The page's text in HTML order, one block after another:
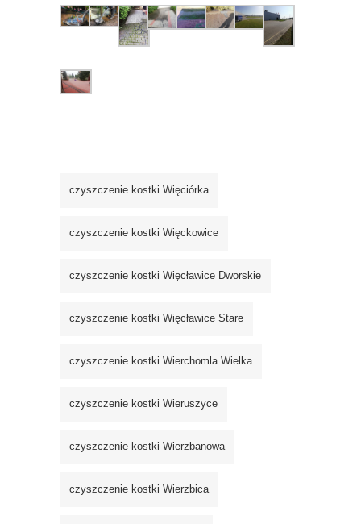
czyszczenie kostki Więciórka
czyszczenie kostki Więckowice
czyszczenie kostki Więcławice Dworskie
czyszczenie kostki Więcławice Stare
czyszczenie kostki Wierchomla Wielka
czyszczenie kostki Wieruszyce
czyszczenie kostki Wierzbanowa
czyszczenie kostki Wierzbica